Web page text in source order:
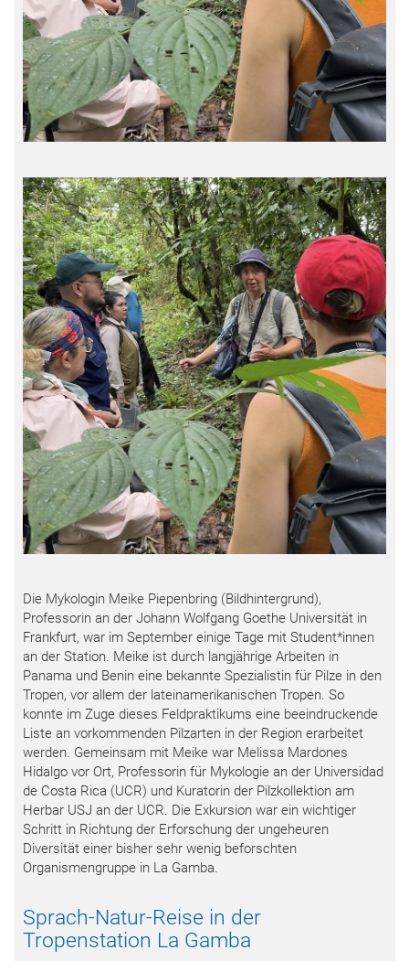
Die Mykologin Meike Piepenbring (Bildhintergrund),
Professorin an der Johann Wolfgang Goethe Universität in
Frankfurt, war im September einige Tage mit Student*innen
an der Station. Meike ist durch langjährige Arbeiten in
Panama und Benin eine bekannte Spezialistin für Pilze in den
Tropen, vor allem der lateinamerikanischen Tropen. So
konnte im Zuge dieses Feldpraktikums eine beeindruckende
Liste an vorkommenden Pilzarten in der Region erarbeitet
werden. Gemeinsam mit Meike war Melissa Mardones
Hidalgo vor Ort, Professorin für Mykologie an der Universidad
de Costa Rica (UCR) und Kuratorin der Pilzkollektion am
Herbar USJ an der UCR. Die Exkursion war ein wichtiger
Schritt in Richtung der Erforschung der ungeheuren
Diversität einer bisher sehr wenig beforschten
Organismengruppe in La Gamba.
Sprach-Natur-Reise in der
Tropenstation La Gamba